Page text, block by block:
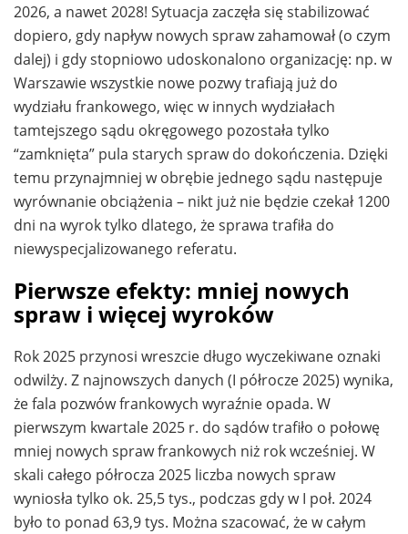
2026, a nawet 2028! Sytuacja zaczęła się stabilizować
dopiero, gdy napływ nowych spraw zahamował (o czym
dalej) i gdy stopniowo udoskonalono organizację: np. w
Warszawie wszystkie nowe pozwy trafiają już do
wydziału frankowego, więc w innych wydziałach
tamtejszego sądu okręgowego pozostała tylko
“zamknięta” pula starych spraw do dokończenia. Dzięki
temu przynajmniej w obrębie jednego sądu następuje
wyrównanie obciążenia – nikt już nie będzie czekał 1200
dni na wyrok tylko dlatego, że sprawa trafiła do
niewyspecjalizowanego referatu.
Pierwsze efekty: mniej nowych
spraw i więcej wyroków
Rok 2025 przynosi wreszcie długo wyczekiwane oznaki
odwilży. Z najnowszych danych (I półrocze 2025) wynika,
że fala pozwów frankowych wyraźnie opada. W
pierwszym kwartale 2025 r. do sądów trafiło o połowę
mniej nowych spraw frankowych niż rok wcześniej. W
skali całego półrocza 2025 liczba nowych spraw
wyniosła tylko ok. 25,5 tys., podczas gdy w I poł. 2024
było to ponad 63,9 tys. Można szacować, że w całym